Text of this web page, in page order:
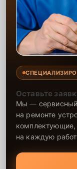
Оставьте
Мы — сервисный
на ремонте
комплектующие,
на каждую